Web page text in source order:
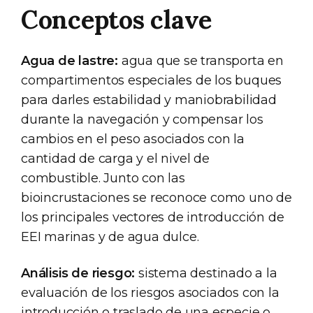
Conceptos clave
Agua de lastre: agua que se transporta en
compartimentos especiales de los buques
para darles estabilidad y maniobrabilidad
durante la navegación y compensar los
cambios en el peso asociados con la
cantidad de carga y el nivel de
combustible. Junto con las
bioincrustaciones se reconoce como uno de
los principales vectores de introducción de
EEI marinas y de agua dulce.
Análisis de riesgo: sistema destinado a la
evaluación de los riesgos asociados con la